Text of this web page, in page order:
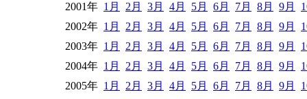
2001年 1月 2月 3月 4月 5月 6月 7月 8月 9月
2002年 1月 2月 3月 4月 5月 6月 7月 8月 9月
2003年 1月 2月 3月 4月 5月 6月 7月 8月 9月
2004年 1月 2月 3月 4月 5月 6月 7月 8月 9月
2005年 1月 2月 3月 4月 5月 6月 7月 8月 9月